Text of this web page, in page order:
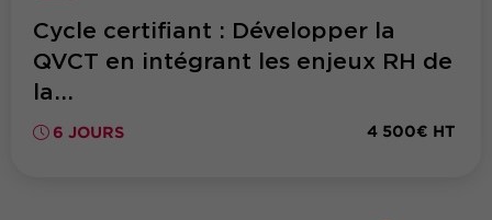
Cycle certifiant : Développer la
QVCT en intégrant les enjeux RH de
la...
6 JOURS 4 500€ HT